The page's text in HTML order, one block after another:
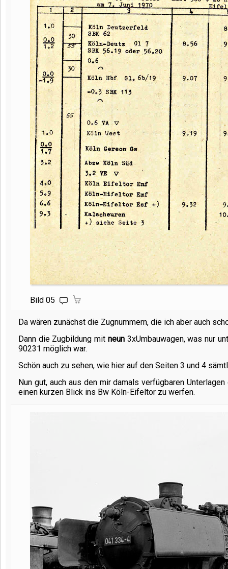
Bild 05
Da wären zunächst die Zugnummern, die ich aber auch
Dann die Zugbildung mit neun3xUmbauwagen, was nur
90231 möglich war.
Schön auch zu sehen, wie hier auf den Seiten 3 und 4
Nun gut, auch aus den mir damals verfügbaren
einen kurzen Blick ins Bw Köln-Eifeltor zu werfen.